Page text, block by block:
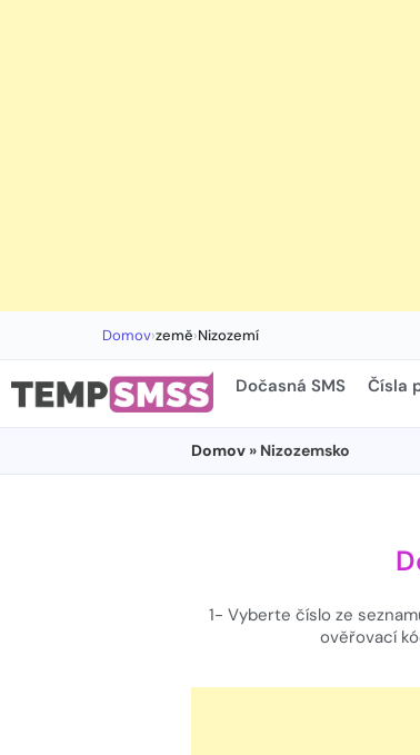
Domov›země›Nizozemí
Dočasná SMS Čísla
Domov » Nizozemsko
1- Vyberte číslo ze
ověřovací